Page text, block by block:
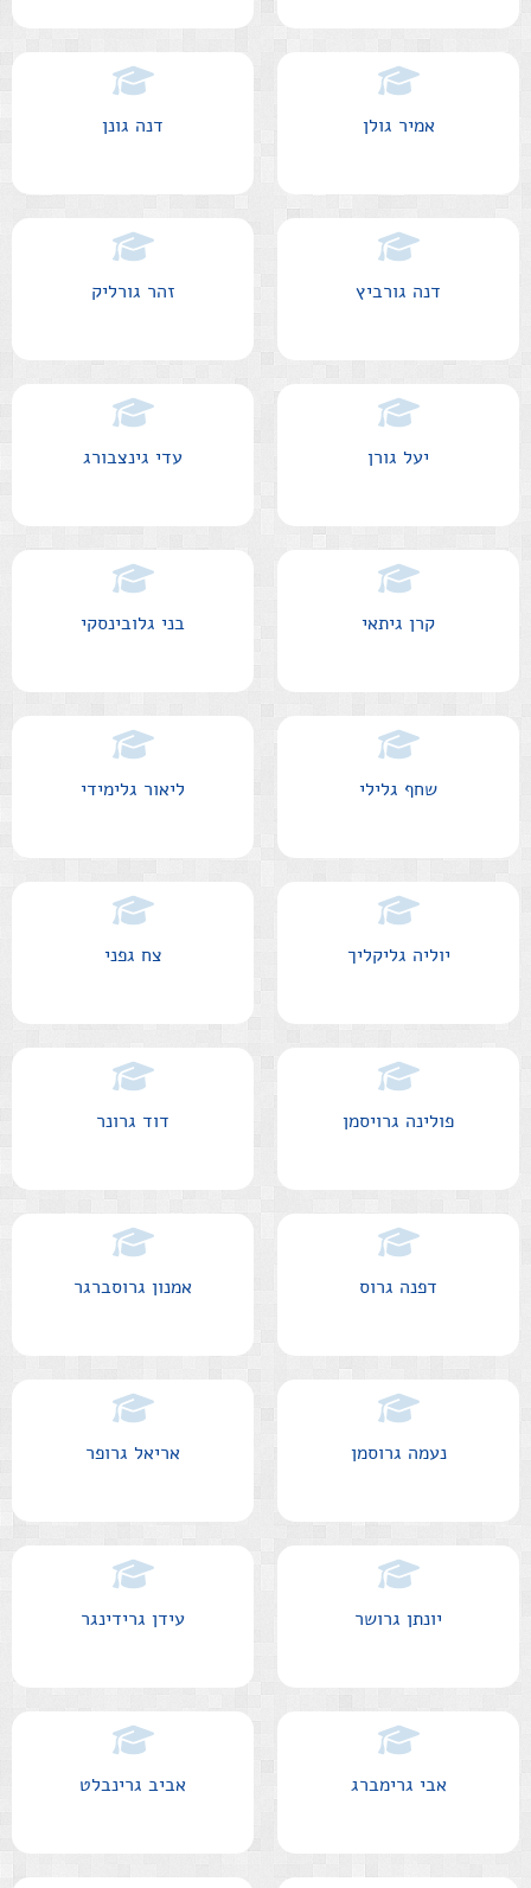
אמיר גולן דנה גונן
דנה גורביץ זהר גורליק
יעל גורן עדי גינצבורג
קרן גיתאי בני גלובינסקי
שחף גלילי ליאור גלימידי
יוליה גליקליך צח גפני
פולינה גרויסמן דוד גרונר
דפנה גרוס אמנון גרוסברגר
נעמה גרוסמן אריאל גרופר
יונתן גרושר עידן גרידינגר
אבי גרימברג אביב גרינבלט